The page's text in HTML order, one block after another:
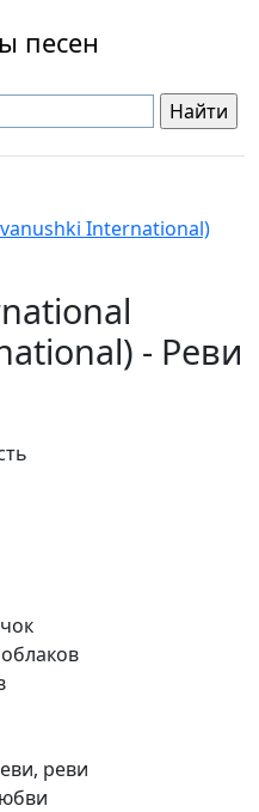
песен
International)
- Реви
реви